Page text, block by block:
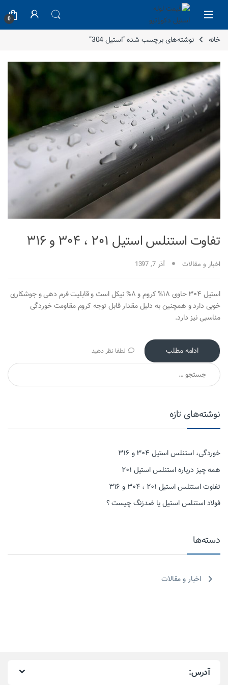
Skip to navigation
Skip to content
0
خانه نوشته‌های برچسب شده “استیل 304”
تفاوت استنلس استیل ۲۰۱ ، ۳۰۴ و ۳۱۶
اخبار و مقالات آذر 7, 1397
استیل ۳۰۴ حاوی ۱۸% کروم و ۸% نیکل است و قابلیت فرم دهی و جوشکاری
خوبی دارد و همچنین به دلیل مقدار قابل توجه کروم مقاومت خوردگی
مناسبی نیز دارد.
ادامه مطلب لطفا نظر دهید
جستجو برای:
نوشته‌های تازه
خوردگی، استنلس استیل ۳۰۴ و ۳۱۶
همه چیز درباره استنلس استیل ۲۰۱
تفاوت استنلس استیل ۲۰۱ ، ۳۰۴ و ۳۱۶
فولاد استنلس استیل یا ضدزنگ چیست ؟
دسته‌ها
اخبار و مقالات
آدرس: